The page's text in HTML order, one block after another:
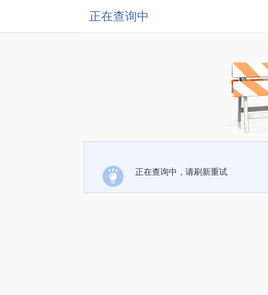
正在查询中
正在查询中，请刷新重试